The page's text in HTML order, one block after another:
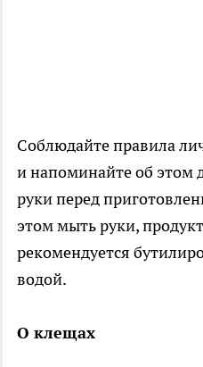
Соблюдайте правила
и напоминайте об этом
руки перед
этом мыть руки,
рекомендуется
водой.
О клещах